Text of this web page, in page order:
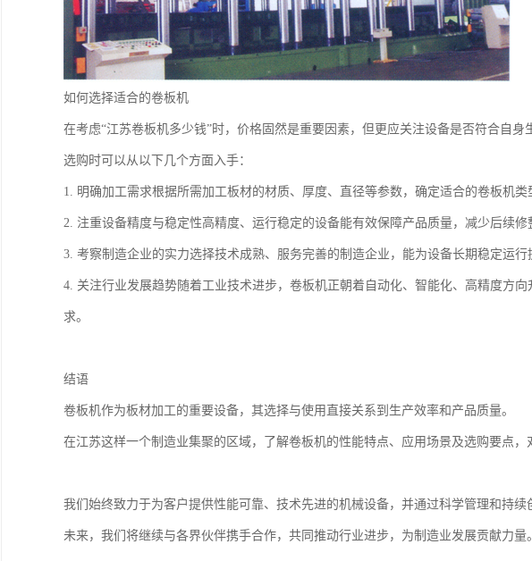
如何选择适合的卷板机
在考虑“江苏卷板机多少钱”时，价格固然是重要因素，但更应关注设备是否符合自身
选购时可以从以下几个方面入手：
1. 明确加工需求根据所需加工板材的材质、厚度、直径等参数，确定适合的卷板机类
2. 注重设备精度与稳定性高精度、运行稳定的设备能有效保障产品质量，减少后续修
3. 考察制造企业的实力选择技术成熟、服务完善的制造企业，能为设备长期稳定运行
4. 关注行业发展趋势随着工业技术进步，卷板机正朝着自动化、智能化、高精度方
求。
结语
卷板机作为板材加工的重要设备，其选择与使用直接关系到生产效率和产品质量。
在江苏这样一个制造业集聚的区域，了解卷板机的性能特点、应用场景及选购要点
我们始终致力于为客户提供性能可靠、技术先进的机械设备，并通过科学管理和持
未来，我们将继续与各界伙伴携手合作，共同推动行业进步，为制造业发展贡献力量